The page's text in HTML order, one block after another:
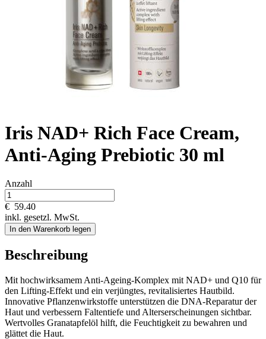
Iris NAD+ Rich Face Cream,
Anti-Aging Prebiotic 30 ml
Anzahl
€ 59.40
inkl. gesetzl. MwSt.
In den Warenkorb legen
Beschreibung
Mit hochwirksamem Anti-Ageing-Komplex mit NAD+ und Q10 für
den Lifting-Effekt und ein verjüngtes, revitalisiertes Hautbild.
Innovative Pflanzenwirkstoffe unterstützen die DNA-Reparatur der
Haut und verbessern Faltentiefe und Alterserscheinungen sichtbar.
Wertvolles Granatapfelöl hilft, die Feuchtigkeit zu bewahren und
glättet die Haut.